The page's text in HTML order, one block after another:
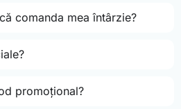
comanda mea întârzie?
promoțional?